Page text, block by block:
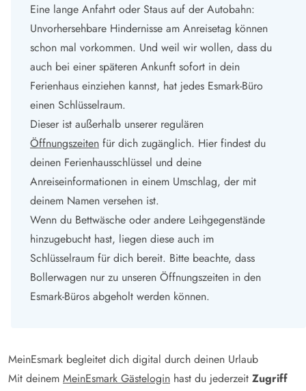
Eine lange Anfahrt oder Staus auf der Autobahn:
Unvorhersehbare Hindernisse am Anreisetag können
schon mal vorkommen. Und weil wir wollen, dass du
auch bei einer späteren Ankunft sofort in dein
Ferienhaus einziehen kannst, hat jedes Esmark-Büro
einen Schlüsselraum.
Dieser ist außerhalb unserer regulären
Öffnungszeiten für dich zugänglich. Hier findest du
deinen Ferienhausschlüssel und deine
Anreiseinformationen in einem Umschlag, der mit
deinem Namen versehen ist.
Wenn du Bettwäsche oder andere Leihgegenstände
hinzugebucht hast, liegen diese auch im
Schlüsselraum für dich bereit. Bitte beachte, dass
Bollerwagen nur zu unseren Öffnungszeiten in den
Esmark-Büros abgeholt werden können.
MeinEsmark begleitet dich digital durch deinen Urlaub
Mit deinem MeinEsmark Gästelogin hast du jederzeit Zugriff